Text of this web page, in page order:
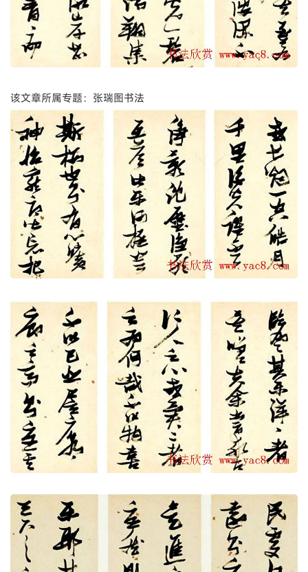
该文章所属专题：张瑞图书法